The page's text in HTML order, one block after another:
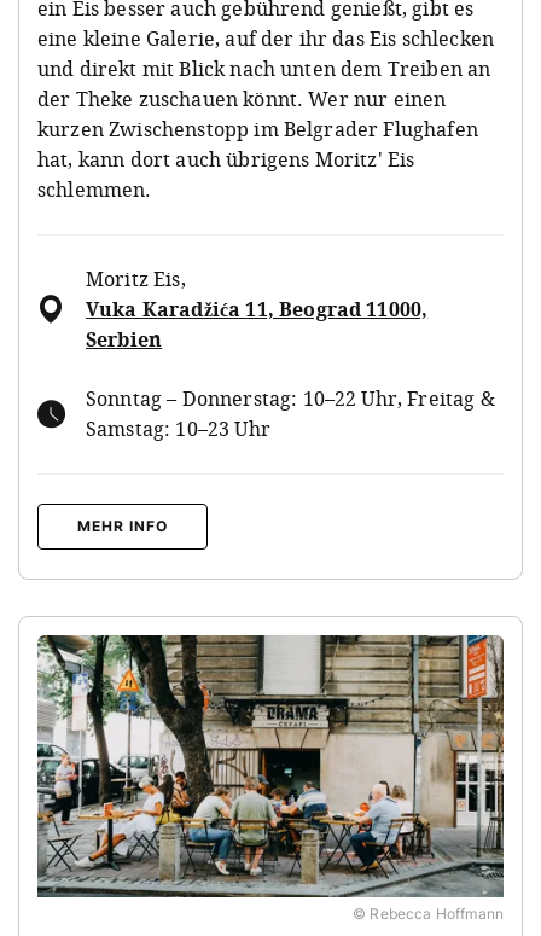
ein Eis besser auch gebührend genießt, gibt es
eine kleine Galerie, auf der ihr das Eis schlecken
und direkt mit Blick nach unten dem Treiben an
der Theke zuschauen könnt. Wer nur einen
kurzen Zwischenstopp im Belgrader Flughafen
hat, kann dort auch übrigens Moritz' Eis
schlemmen.
Moritz Eis,
Vuka Karadžića 11, Beograd 11000,
Serbien
Sonntag – Donnerstag: 10–22 Uhr, Freitag &
Samstag: 10–23 Uhr
MEHR INFO
© Rebecca Hoffmann